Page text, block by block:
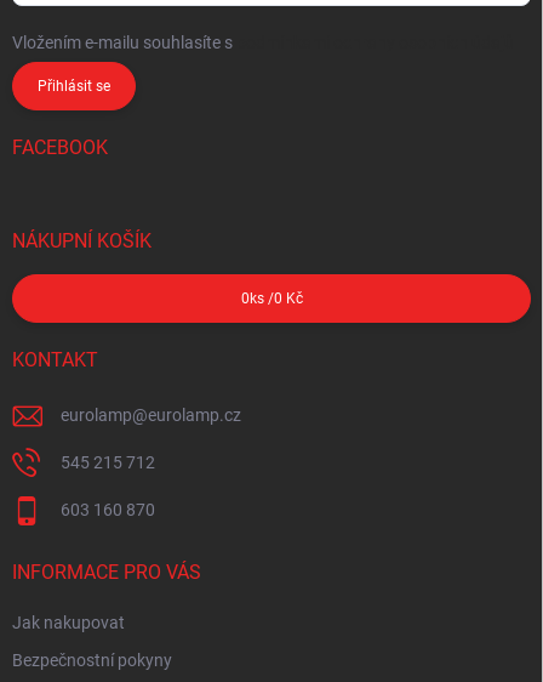
Vložením e-mailu souhlasíte s
Přihlásit se
FACEBOOK
NÁKUPNÍ KOŠÍK
0 ks /0 Kč
KONTAKT
eurolamp@eurolamp.cz
545 215 712
603 160 870
INFORMACE PRO VÁS
Jak nakupovat
Bezpečnostní pokyny